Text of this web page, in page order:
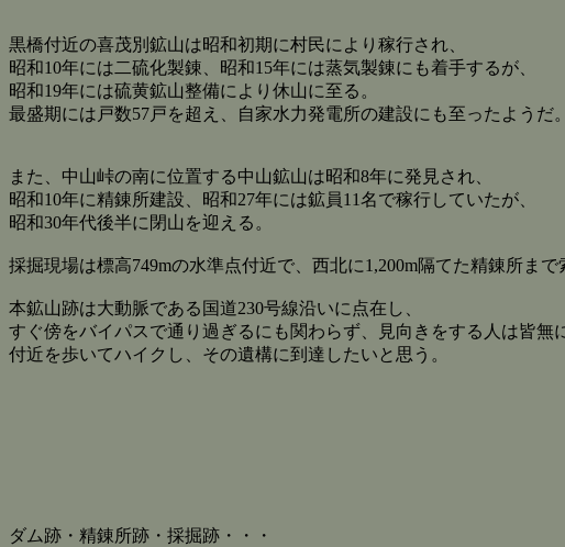
黒橋付近の喜茂別鉱山は昭和初期に村民により稼行され、
昭和10年には二硫化製錬、昭和15年には蒸気製錬にも着手するが、
昭和19年には硫黄鉱山整備により休山に至る。
最盛期には戸数57戸を超え、自家水力発電所の建設にも至ったようだ。
また、中山峠の南に位置する中山鉱山は昭和8年に発見され、
昭和10年に精錬所建設、昭和27年には鉱員11名で稼行していたが、
昭和30年代後半に閉山を迎える。
採掘現場は標高749mの水準点付近で、西北に1,200m隔てた精錬所まで
本鉱山跡は大動脈である国道230号線沿いに点在し、
すぐ傍をバイパスで通り過ぎるにも関わらず、見向きをする人は皆無
付近を歩いてハイクし、その遺構に到達したいと思う。
ダム跡・精錬所跡・採掘跡・・・